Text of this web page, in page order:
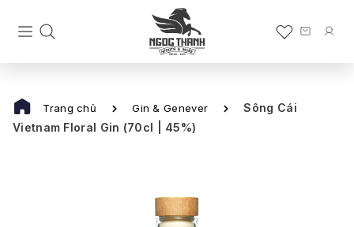
Trang chủ Gin & Genever
Sông Cái
Vietnam Floral Gin (70cl | 45%)